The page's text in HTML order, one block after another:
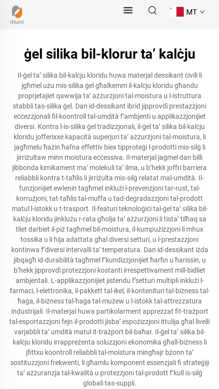
MT
ġel silika bil-klorur ta’ kalċju
Il-ġel ta’ silika bil-kalċju kloridu huwa materjal dessikant ċivili li
jgħmel użu mis-silika ġel għalkemm il-kalċju kloridu għandu
proprjetajiet qawwija ta’ ażżurżjoni tal-moistura u l-istruttura
stabbli tas-silika ġel. Dan id-dessikant ibrid jipprovdì prestazzjoni
eċċezzjonali fil-koontroll tal-umdità f’ambjenti u applikazzjonijiet
diversi. Kontra l-is-silika ġel tradizzjonali, il-ġel ta’ silika bil-kalċju
kloridu joﬀerixxe kapacità superjuri ta’ ażżurżjoni tal-moistura, li
jagħmelu ħażin ħafna eﬀettiv biex tipproteġi l-prodotti mis-silġ li
jirriżultaw minn moistura eċċessiva. Il-materjal jaġmel dan billi
jibbonda kimikament ma’ molekuli ta’ ilma, u b’hekk joﬀri barriera
reliabbli kontra t-taħlis li jirriżulta mis-silġ relatat mal-umdità. Il-
funzjonijiet ewlenin tagħmel inklużi l-prevenzjoni tar-rust, tal-
korrużjoni, tat-taħlis tal-muffa u tad-degradazzjoni tal-prodott
matul l-istokk u t-trasport. Il-featuri teknoloġiċi tal-ġel ta’ silika bil-
kalċju kloridu jinklużu r-rata għolja ta’ ażżurżjoni li tista’ tilħaq sa
tliet darbiet il-piż tagħmel bil-moistura, il-kumpużizzjoni li mhux
tossika u li hija adattata għal diversi setturi, u l-prestazzjoni
kontinwa f’diversi intervalli ta’ temperatura. Dan id-dessikant iżda
jibqagħ id-durabilità tagħmel f’kundizzjonijiet ħarfin u ħarissin, u
b’hekk jipprovdì protezzjoni kostanti irrespettivament mill-bidliet
ambjentali. L-applikazzjonijiet jistendu f’setturi multipli inklużi l-
farmaci, l-elettronika, il-pakkett tal-ikel, il-kontenituri tal-biżness tal-
ħaġa, il-biżness tal-ħaġa tal-mużew u l-istokk tal-attrezzatura
inḍustrijali. Il-materjal huwa partikolarment apprezzat fit-trażport
tal-esportazzjoni fejn il-prodotti jisba’ espożizzjoni ittulija għal livelli
varjabbli ta’ umdità matul it-trażport bil-baħar. Il-ġel ta’ silika bil-
kalċju kloridu irrappreżenta soluzzjoni ekonomika għall-biżness li
jfittxu koontroll reliabbli tal-moistura mingħajr bżonn ta’
sostituzzjoni frekwenti, li għamlu komponent essenzjali fi strateġiji
ta’ ażżuranzja tal-kwalità u protezzjoni tal-prodott f’kull is-silġ
globali tas-suppli.